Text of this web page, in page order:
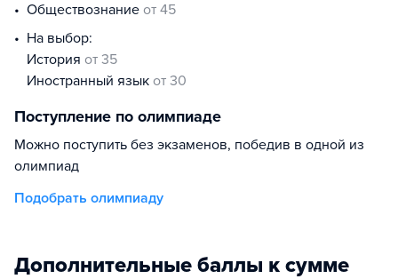
обществознание от 45
На выбор:
история от 35
иностранный язык от 30
Поступление по олимпиаде
Можно поступить без экзаменов, победив в одной из
олимпиад
Подобрать олимпиаду
Дополнительные баллы к сумме